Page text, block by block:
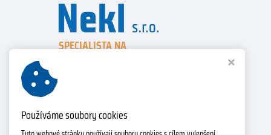
SPECIALISTA NA
IČ: 28316398, DIČ: CZ28316398
Používáme soubory cookies